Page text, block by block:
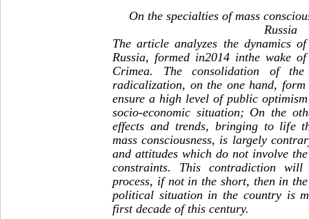
On the specialties of mass
Russia
The article analyzes the dynamics
Russia, formed in2014 inthe wake
Crimea. The consolidation of
radicalization, on the one hand, form
ensure a high level of public
socio-economic situation; On the
effects and trends, bringing to life
mass consciousness, is largely
and attitudes which do not involve
constraints. This contradiction
process, if not in the short, then in
political situation in the country is
first decade of this century.